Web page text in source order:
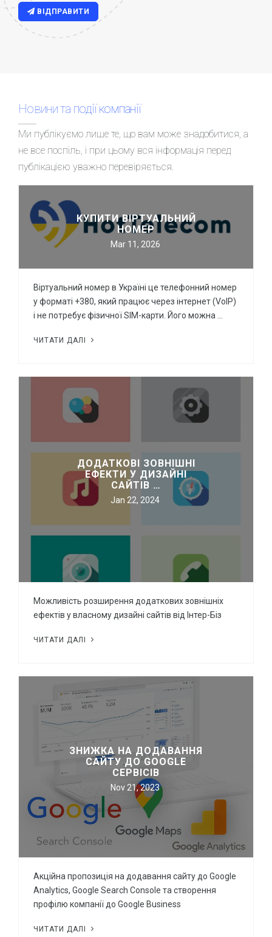
ВІДПРАВИТИ
Новини та події компанії
Ми публікуємо лише те, що вам може знадобитися, а
не все поспіль, і при цьому вся інформація перед
публікацією уважно перевіряється.
КУПИТИ ВІРТУАЛЬНИЙ
НОМЕР
Mar 11, 2026
Віртуальний номер в Україні це телефонний номер
у форматі +380, який працює через інтернет (VoIP)
і не потребує фізичної SIM-карти. Його можна …
ЧИТАТИ ДАЛІ
ДОДАТКОВІ ЗОВНІШНІ
ЕФЕКТИ У ДИЗАЙНІ
САЙТІВ …
Jan 22, 2024
Можливість розширення додаткових зовнішніх
ефектів у власному дизайні сайтів від Інтер-Біз
ЧИТАТИ ДАЛІ
ЗНИЖКА НА ДОДАВАННЯ
САЙТУ ДО GOOGLE
СЕРВІСІВ
Nov 21, 2023
Акційна пропозиція на додавання сайту до Google
Analytics, Google Search Console та створення
профілю компанії до Google Business
ЧИТАТИ ДАЛІ